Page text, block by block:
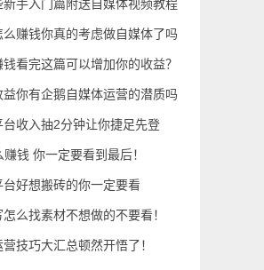
新手入门篇附送自媒体视频教程
赚钱你真的考虑做自媒体了吗
看完这篇可以增加你的收益？
你有企鹅自媒体运营的潜质吗
收入抽2分钟让你捷足先登
钱 你一定要看到最后！
好想搬砖的你一定要看
么找素材不想做的不要看！
技巧大汇总顿然开悟了！